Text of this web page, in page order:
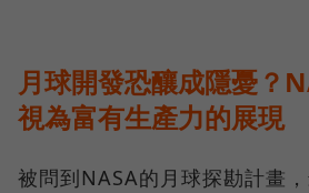
月球開發恐釀成隱憂？
視為富有生產力的展現
被問到NASA的月球探勘計畫